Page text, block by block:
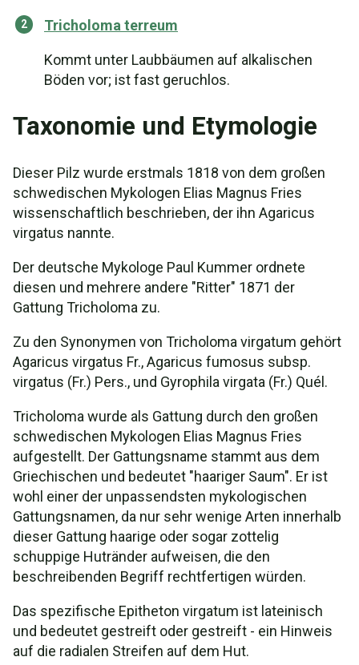
Tricholoma terreum
Kommt unter Laubbäumen auf alkalischen
Böden vor; ist fast geruchlos.
Taxonomie und Etymologie
Dieser Pilz wurde erstmals 1818 von dem großen
schwedischen Mykologen Elias Magnus Fries
wissenschaftlich beschrieben, der ihn Agaricus
virgatus nannte.
Der deutsche Mykologe Paul Kummer ordnete
diesen und mehrere andere "Ritter" 1871 der
Gattung Tricholoma zu.
Zu den Synonymen von Tricholoma virgatum gehört
Agaricus virgatus Fr., Agaricus fumosus subsp.
virgatus (Fr.) Pers., und Gyrophila virgata (Fr.) Quél.
Tricholoma wurde als Gattung durch den großen
schwedischen Mykologen Elias Magnus Fries
aufgestellt. Der Gattungsname stammt aus dem
Griechischen und bedeutet "haariger Saum". Er ist
wohl einer der unpassendsten mykologischen
Gattungsnamen, da nur sehr wenige Arten innerhalb
dieser Gattung haarige oder sogar zottelig
schuppige Hutränder aufweisen, die den
beschreibenden Begriff rechtfertigen würden.
Das spezifische Epitheton virgatum ist lateinisch
und bedeutet gestreift oder gestreift - ein Hinweis
auf die radialen Streifen auf dem Hut.